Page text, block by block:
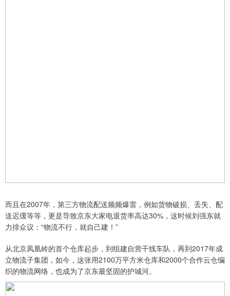
而且在2007年，第三方物流配送频频爆雷，例如货物破损、丢失、配
送迟缓等等，更是导致京东大家电退货率高达30%，这时候刘强东就
力排众议：“物流不行，就自己建！”
从北京凤凰岭的首个仓库起步，到组建自营干线车队，再到2017年成
立物流子集团，如今，这张用2100万平方米仓库和2000个合作云仓编
织的物流网络，也成为了京东最坚固的护城河。